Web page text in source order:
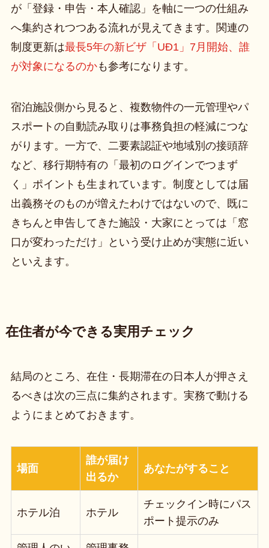
が「登録・申告・本人確認」を軸に一つの仕組み
へ集約されつつある流れが見えてきます。関連の
制度更新は最長5年の新ビザ「UĐ1」7月開始、誰
が対象になるのかも参考になります。
宿泊施設側から見ると、複数物件の一元管理やパ
スポートの自動読み取りは事務負担の軽減につな
がります。一方で、二要素認証や地域別の接頭辞
など、移行期特有の「最初のログインでつまず
く」ポイントも生まれています。制度としては届
出義務そのものが増えたわけではないので、既に
きちんと申告してきた施設・大家にとっては「窓
口が変わっただけ」という受け止めが実態に近い
といえます。
在住者が今できる実用チェック
結局のところ、在住・長期滞在の日本人が押さえ
るべきは次の三点に集約されます。実務で動ける
ようにまとめておきます。
場面
誰が届け
出るか
あなたがすること
ホテル泊 ホテル
チェックイン時にパス
ポート提示のみ